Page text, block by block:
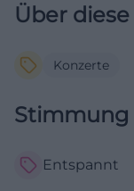
Über
Konzerte
Stimmung
Entspannt